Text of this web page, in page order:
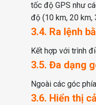
tốc độ GPS như
độ (10 km, 20
3.4. Ra lệnh
Kết hợp với trình
3.5. Đa dạng
Ngoài các góc
3.6. Hiển thị